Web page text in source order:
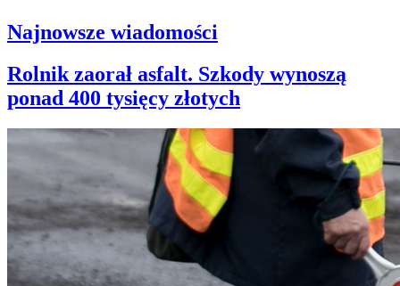
Najnowsze wiadomości
Rolnik zaorał asfalt. Szkody wynoszą
ponad 400 tysięcy złotych